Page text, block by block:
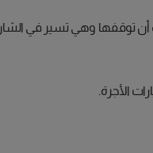
وهي تسير في الشارع